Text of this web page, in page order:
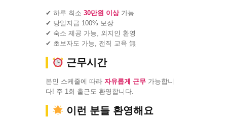
✔ 하루 최소 30만원 이상가능
✔ 당일지급 100% 보장
✔ 숙소 제공 가능, 외지인 환영
✔ 초보자도 가능, 전직 교육 無
근무시간
본인 스케줄에 따라 자유롭게 근무가능합니
다! 주 1회 출근도 환영합니다.
이런 분들 환영해요